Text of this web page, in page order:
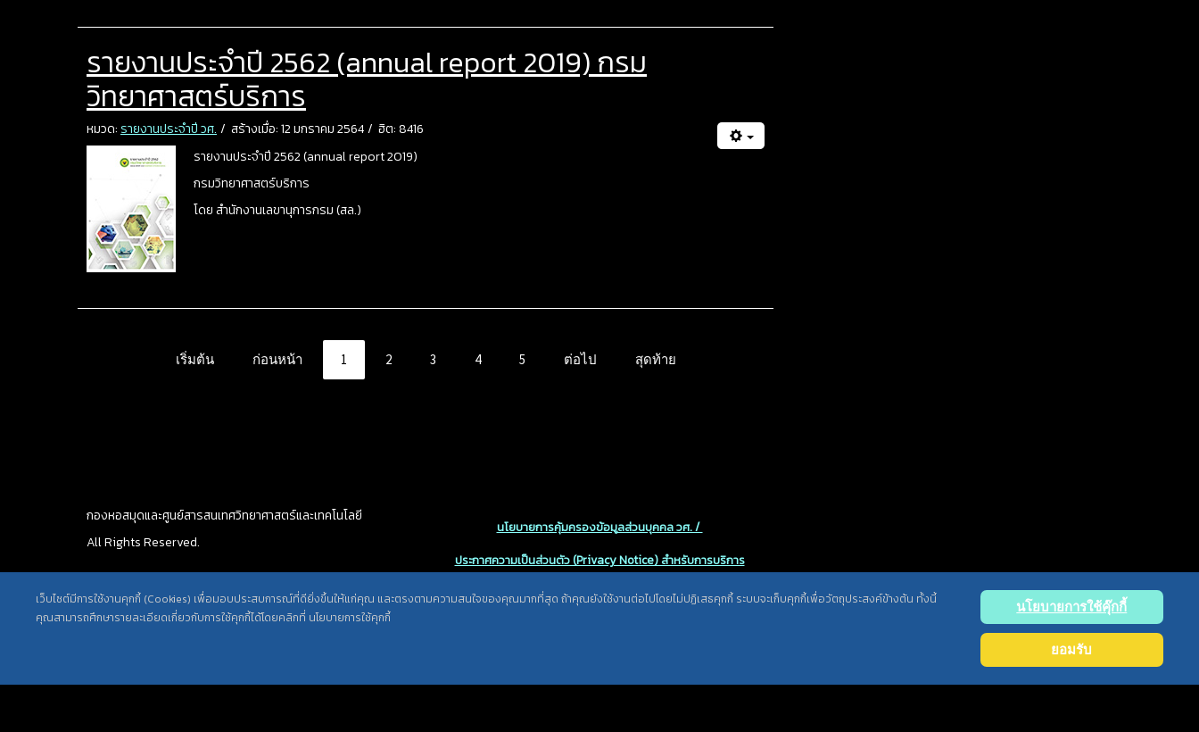
รายงานประจำปี 2562 (annual report 2019) กรม
วิทยาศาสตร์บริการ
หมวด: รายงานประจำปี วศ. สร้างเมื่อ: 12 มกราคม 2564
ฮิต: 8416
รายงานประจำปี 2562 (annual report 2019)
กรมวิทยาศาสตร์บริการ
โดย สำนักงานเลขานุการกรม (สล.)
เริ่มต้น ก่อนหน้า 1 2 3 4 5 ต่อไป สุดท้าย
เว็บไซต์มีการใช้งานคุกกี้ (Cookies) เพื่อมอบประสบการณ์ที่ดียิ่งขึ้นให้แก่คุณ และตรงตามความสนใจของคุณมากที่สุด ถ้าคุณยังใช้งานต่อไปโดยไม่ปฏิเสธคุกกี้ ระบบจะเก็บคุกกี้เพื่อวัตถุประสงค์ข้างต้น ทั้งนี้
คุณสามารถศึกษารายละเอียดเกี่ยวกับการใช้คุกกี้ได้โดยคลิกที่ นโยบายการใช้คุกกี้
นโยบายการใช้คุ๊กกี้
ยอมรับ
กองหอสมุดและศูนย์สารสนเทศวิทยาศาสตร์และเทคโนโลยี
All Rights Reserved.
นโยบายการคุ้มครองข้อมูลส่วนบุคคล วศ. /
ประกาศความเป็นส่วนตัว (Privacy Notice) สำหรับการบริการ
สารสนเทศ
Back
top